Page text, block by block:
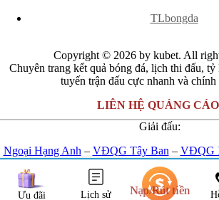
Tunisia
TLbongda
Copyright © 2026 by kubet. All
Chuyên trang kết quả bóng đá, lịch thi đấu, tỷ
tuyến trận đấu cực nhanh và chính
LIÊN HỆ QUẢNG
Giải đấu:
Ngoại Hạng Anh – VĐQG Tây Ban – VĐQG
VĐQG Pháp–Champions League-Euro
Kết nối với chúng tôi:
Ưu đãi Lịch sử Nạp/Rút tiền